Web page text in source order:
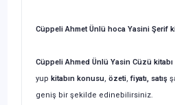
Cüppeli Ahmet Ünlü hoca Yasini Şerif
Cüppeli Ahmed Ünlü Yasin Cüzü kitabı
yup kitabın konusu, özeti,fiyatı, satış
geniş bir şekilde edinebilirsiniz.